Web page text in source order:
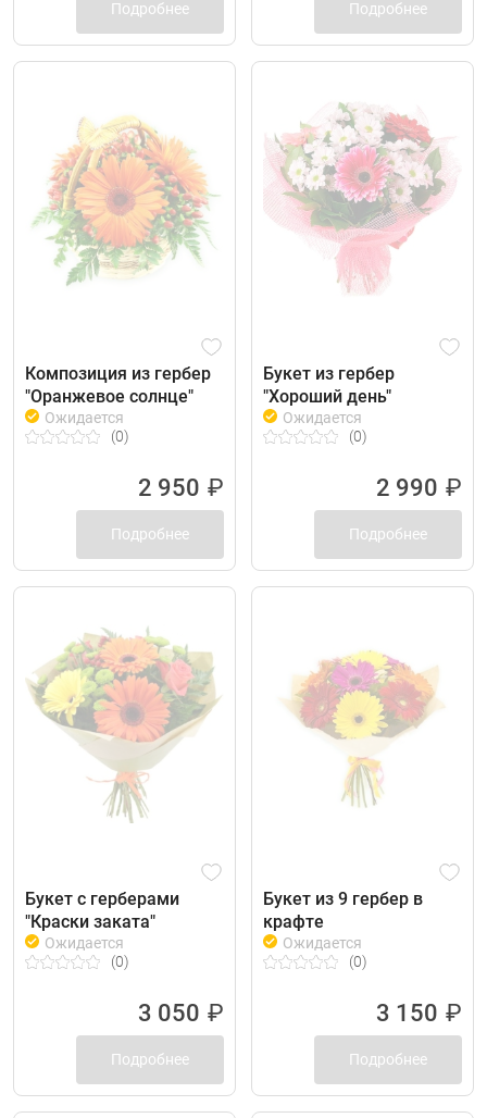
Подробнее Подробнее
Композиция из гербер
"Оранжевое солнце"
Ожидается
(0)
2 950 ₽
Подробнее
Букет из гербер
"Хороший день"
Ожидается
(0)
2 990 ₽
Подробнее
Букет с герберами
"Краски заката"
Ожидается
(0)
3 050 ₽
Подробнее
Букет из 9 гербер в
крафте
Ожидается
(0)
3 150 ₽
Подробнее